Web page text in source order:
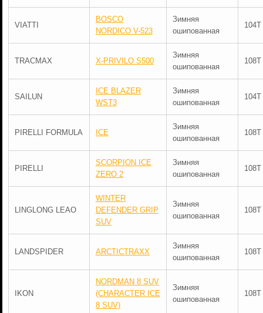
VIATTI
BOSCO
NORDICO V-523
Зимняя
ошипованная
104T
TRACMAX X-PRIVILO S500
Зимняя
ошипованная
108T
SAILUN
ICE BLAZER
WST3
Зимняя
ошипованная
104T
PIRELLI FORMULA ICE
Зимняя
ошипованная
108T
PIRELLI
SCORPION ICE
ZERO 2
Зимняя
ошипованная
108T
LINGLONG LEAO
WINTER
DEFENDER GRIP
SUV
Зимняя
ошипованная
108T
LANDSPIDER ARCTICTRAXX
Зимняя
ошипованная
108T
IKON
NORDMAN 8 SUV
(CHARACTER ICE
8 SUV)
Зимняя
ошипованная
108T